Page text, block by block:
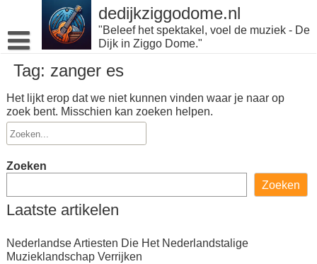
inhoud
gaan
dedijkziggodome.nl
"Beleef het spektakel, voel de muziek - De
Dijk in Ziggo Dome."
Tag: zanger es
Het lijkt erop dat we niet kunnen vinden waar je naar op
zoek bent. Misschien kan zoeken helpen.
Zoeken
Zoeken
Laatste artikelen
Nederlandse Artiesten Die Het Nederlandstalige
Muzieklandschap Verrijken